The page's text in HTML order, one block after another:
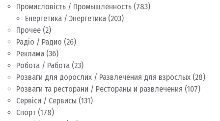
Промисловість / Промышленность (783)
Енергетика / Энергетика (203)
Прочее (2)
Радіо / Радио (26)
Реклама (36)
Робота / Работа (23)
Розваги для дорослих / Развлечения для взрослых (28)
Розваги та ресторани / Рестораны и развлечения (107)
Сервіси / Сервисы (131)
Спорт (178)